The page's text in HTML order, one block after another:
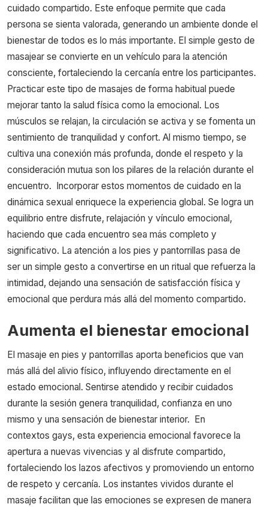
cuidado compartido. Este enfoque permite que cada
persona se sienta valorada, generando un ambiente donde el
bienestar de todos es lo más importante. El simple gesto de
masajear se convierte en un vehículo para la atención
consciente, fortaleciendo la cercanía entre los participantes.
Practicar este tipo de masajes de forma habitual puede
mejorar tanto la salud física como la emocional. Los
músculos se relajan, la circulación se activa y se fomenta un
sentimiento de tranquilidad y confort. Al mismo tiempo, se
cultiva una conexión más profunda, donde el respeto y la
consideración mutua son los pilares de la relación durante el
encuentro.
Incorporar estos momentos de cuidado en la
dinámica sexual enriquece la experiencia global. Se logra un
equilibrio entre disfrute, relajación y vínculo emocional,
haciendo que cada encuentro sea más completo y
significativo. La atención a los pies y pantorrillas pasa de
ser un simple gesto a convertirse en un ritual que refuerza la
intimidad, dejando una sensación de satisfacción física y
emocional que perdura más allá del momento compartido.
Aumenta el bienestar emocional
El masaje en pies y pantorrillas aporta beneficios que van
más allá del alivio físico, influyendo directamente en el
estado emocional. Sentirse atendido y recibir cuidados
durante la sesión genera tranquilidad, confianza en uno
mismo y una sensación de bienestar interior.
En
contextos gays, esta experiencia emocional favorece la
apertura a nuevas vivencias y al disfrute compartido,
fortaleciendo los lazos afectivos y promoviendo un entorno
de respeto y cercanía. Los instantes vividos durante el
masaje facilitan que las emociones se expresen de manera